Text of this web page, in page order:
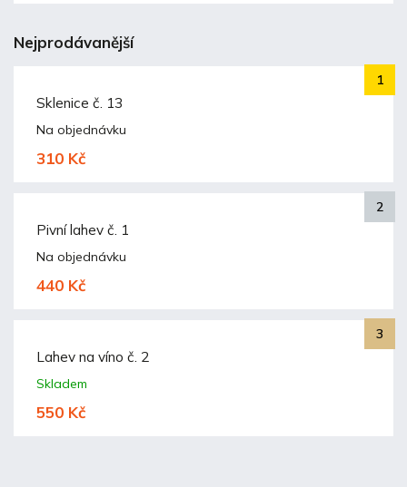
Nejprodávanější
Sklenice č. 13
Na objednávku
310 Kč
Pivní lahev č. 1
Na objednávku
440 Kč
Lahev na víno č. 2
Skladem
550 Kč